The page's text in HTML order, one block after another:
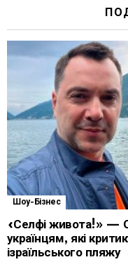
Шоу-Бізнес
«Селфі живота!» —
українцям, які
ізраїльського пляжу